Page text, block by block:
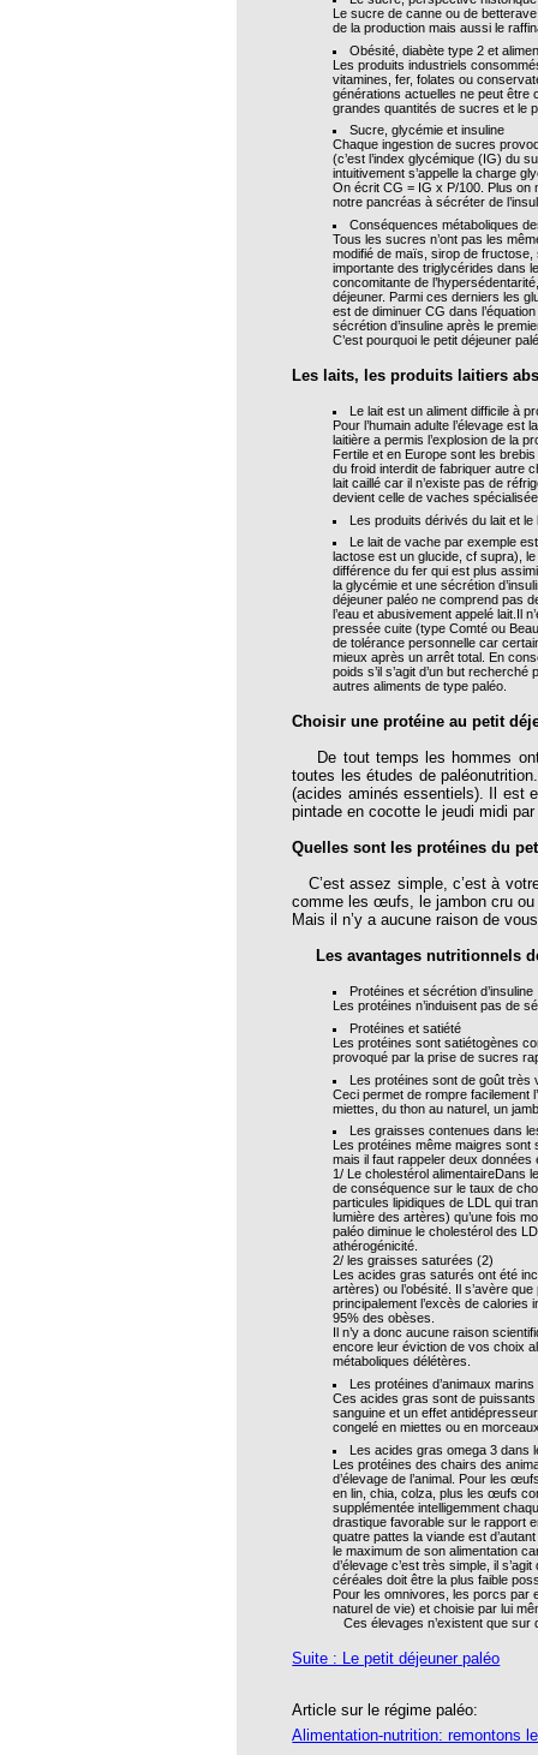
Le sucre de canne ou de
de la production mais aussi le
Obésité, diabète type 2 et
Les produits industriels
vitamines, fer, folates ou
générations actuelles ne peut être
grandes quantités de sucres et le
Sucre, glycémie et insuline
Chaque ingestion de sucres
(c’est l’index glycémique (IG) du
intuitivement s’appelle la charge
On écrit CG = IG x P/100. Plus on
notre pancréas à sécréter de
Conséquences métaboliques
Tous les sucres n’ont pas les
modifié de maïs, sirop de
importante des triglycérides dans
concomitante de
déjeuner. Parmi ces derniers les
est de diminuer CG dans
sécrétion d’insuline après le
C’est pourquoi le petit déjeuner
Les laits, les produits laitiers
Le lait est un aliment difficile à
Pour l’humain adulte l’élevage
laitière a permis l’explosion de la
Fertile et en Europe sont les
du froid interdit de fabriquer autre
lait caillé car il n’existe pas de
devient celle de vaches
Les produits dérivés du lait et
Le lait de vache par exemple
lactose est un glucide, cf supra),
différence du fer qui est plus
la glycémie et une sécrétion
déjeuner paléo ne comprend pas
l’eau et abusivement appelé lait.Il
pressée cuite (type Comté ou
de tolérance personnelle car
mieux après un arrêt total. En
poids s’il s’agit d’un but
autres aliments de type paléo.
Choisir une protéine au petit
De tout temps les hommes ont
toutes les études de
(acides aminés essentiels). Il est
pintade en cocotte le jeudi midi
Quelles sont les protéines du
C’est assez simple, c’est à
comme les œufs, le jambon cru
Mais il n’y a aucune raison de
Les avantages nutritionnels
Protéines et sécrétion d’insuline
Les protéines n’induisent pas de
Protéines et satiété
Les protéines sont satiétogènes
provoqué par la prise de sucres
Les protéines sont de goût très
Ceci permet de rompre facilement
miettes, du thon au naturel, un
Les graisses contenues dans
Les protéines même maigres
mais il faut rappeler deux
1/ Le cholestérol alimentaireDans
de conséquence sur le taux de
particules lipidiques de LDL qui
lumière des artères) qu’une fois
paléo diminue le cholestérol des
athérogénicité.
2/ les graisses saturées (2)
Les acides gras saturés ont été
artères) ou l’obésité. Il s’avère
principalement l’excès de
95% des obèses.
Il n’y a donc aucune raison
encore leur éviction de vos choix
métaboliques délétères.
Les protéines d’animaux
Ces acides gras sont de puissants
sanguine et un effet
congelé en miettes ou en
Les acides gras omega 3 dans
Les protéines des chairs des
d’élevage de l’animal. Pour les
en lin, chia, colza, plus les œufs
supplémentée intelligemment
drastique favorable sur le rapport
quatre pattes la viande est
le maximum de son alimentation
d’élevage c’est très simple, il
céréales doit être la plus faible
Pour les omnivores, les porcs par
naturel de vie) et choisie par lui
Ces élevages n’existent que sur
Suite : Le petit déjeuner paléo
Article sur le régime paléo:
Alimentation-nutrition: remontons